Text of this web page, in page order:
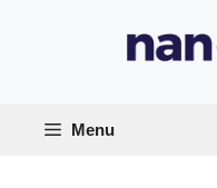
Menu